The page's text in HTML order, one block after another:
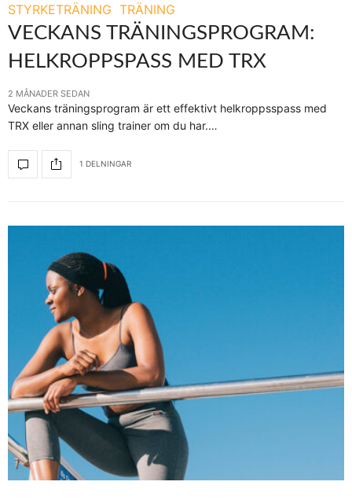
STYRKETRÄNING TRÄNING
VECKANS TRÄNINGSPROGRAM:
HELKROPPSPASS MED TRX
2 MÅNADER SEDAN
Veckans träningsprogram är ett effektivt helkroppsspass med
TRX eller annan sling trainer om du har.…
1 DELNINGAR